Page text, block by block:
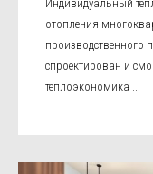
Индивидуальный
отопления
производственного
спроектирован и
теплоэкономика ...